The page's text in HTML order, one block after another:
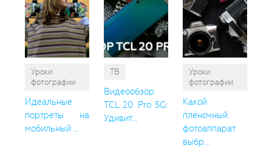
Уроки
фотографии
Идеальные
портреты на
мобильный ...
ТВ
Видеообзор
TCL 20 Pro 5G:
Удивит...
Уроки
фотографии
Какой
плёночный
фотоаппарат
выбр...